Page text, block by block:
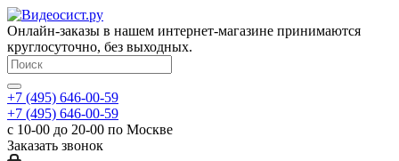
Онлайн-заказы в нашем интернет-магазине принимаются
круглосуточно, без выходных.
+7 (495) 646-00-59
+7 (495) 646-00-59
с 10-00 до 20-00 по Москве
Заказать звонок